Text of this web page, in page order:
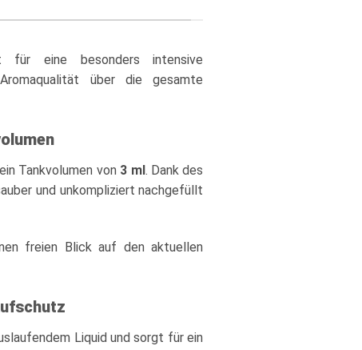
für eine besonders intensive
über die gesamte
Tankvolumen von 3 ml. Dank des
und unkompliziert nachgefüllt
freien Blick auf den aktuellen
Liquid und sorgt für ein